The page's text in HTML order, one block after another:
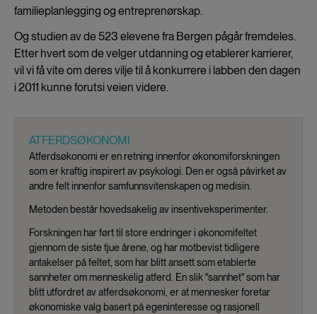
familieplanlegging og entreprenørskap.
Og studien av de 523 elevene fra Bergen pågår fremdeles.
Etter hvert som de velger utdanning og etablerer karrierer,
vil vi få vite om deres vilje til å konkurrere i labben den dagen
i 2011 kunne forutsi veien videre.
ATFERDSØKONOMI
Atferdsøkonomi er en retning innenfor økonomiforskningen
som er kraftig inspirert av psykologi. Den er også påvirket av
andre felt innenfor samfunnsvitenskapen og medisin.
Metoden består hovedsakelig av insentiveksperimenter.
Forskningen har ført til store endringer i økonomifeltet
gjennom de siste tjue årene, og har motbevist tidligere
antakelser på feltet, som har blitt ansett som etablerte
sannheter om menneskelig atferd. En slik "sannhet" som har
blitt utfordret av atferdsøkonomi, er at mennesker foretar
økonomiske valg basert på egeninteresse og rasjonell